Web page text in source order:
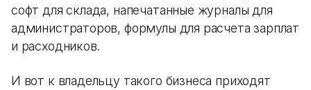
софт для склада, напечатанные журналы для
администраторов, формулы для расчета зарплат
и расходников.
И вот к владельцу такого бизнеса приходят